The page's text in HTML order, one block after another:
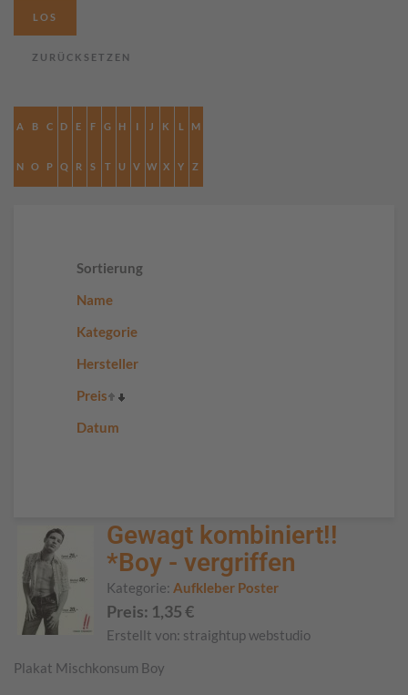
A B C D E F G H I J K L M
N O P Q R S T U V W X Y Z
Sortierung
Name
Kategorie
Hersteller
Preis
Datum
Gewagt kombiniert!!
*Boy - vergriffen
Kategorie: Aufkleber Poster
Preis: 1,35€
Erstellt von: straightup webstudio
Plakat Mischkonsum Boy